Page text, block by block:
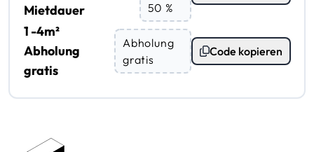
Mietdauer
50 %
1 -4m²
Abholung
gratis
Abholung
gratis
Code kopieren